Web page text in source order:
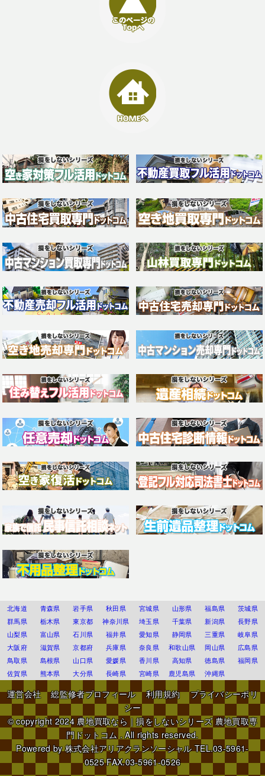
北海道 青森県 岩手県 秋田県 宮城県 山形県 福島県
茨城県
群馬県
栃木県 東京都 神奈川県 埼玉県 千葉県 新潟県
長野県
山梨県
富山県 石川県 福井県 愛知県 静岡県 三重県
岐阜県
大阪府
滋賀県 京都府 兵庫県 奈良県 和歌山県 岡山県
広島県
鳥取県
島根県 山口県 愛媛県 香川県 高知県 徳島県
福岡県
佐賀県
熊本県 大分県 長崎県 宮崎県 鹿児島県 沖縄県
運営会社 総監修者プロフィール 利用規約
プライバシーポリ
シー
© copyright 2024農地買取なら｜損をしないシリーズ 農地買取専
門ドットコム . All rights reserved.
Powered by株式会社アリアクランソーシャルTEL.03-5961-
0525 FAX.03-5961-0526